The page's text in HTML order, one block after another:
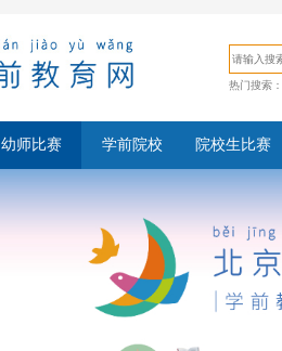
热门搜索：
幼师比赛 学前院校 院校生比赛